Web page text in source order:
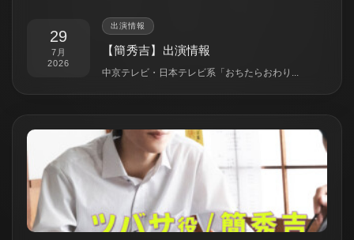
29
7月
2026
出演情報
【簡秀吉】出演情報
中京テレビ・日本テレビ系「おちたらおわり...